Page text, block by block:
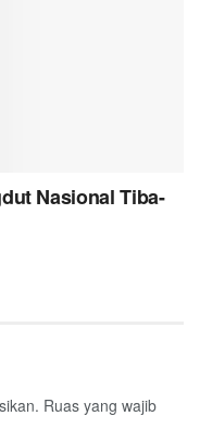
Nasional Tiba-
Ruas yang wajib